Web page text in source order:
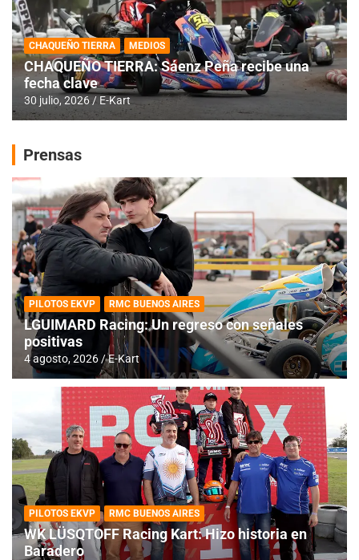
CHAQUEÑO TIERRA MEDIOS
CHAQUEÑO TIERRA: Sáenz Peña recibe una
fecha clave
30 julio, 2026 E-Kart
Prensas
PILOTOS EKVP RMC BUENOS AIRES
LGUIMARD Racing: Un regreso con señales
positivas
4 agosto, 2026 E-Kart
PILOTOS EKVP RMC BUENOS AIRES
WK LÜSQTOFF Racing Kart: Hizo historia en
Baradero